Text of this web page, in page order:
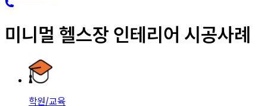
미니멀 헬스장 인테리어 시공사례
학원/교육